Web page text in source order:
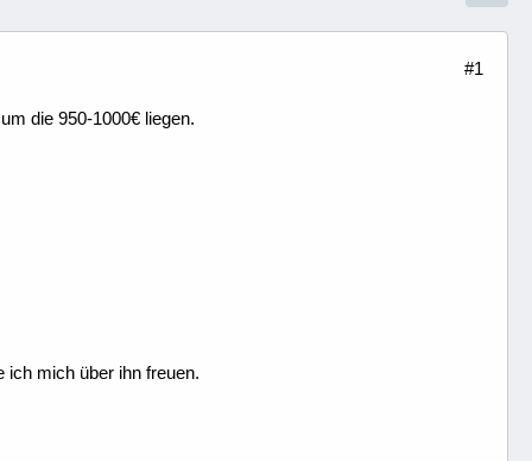
#1
die 950-1000€ liegen.
ich mich über ihn freuen.